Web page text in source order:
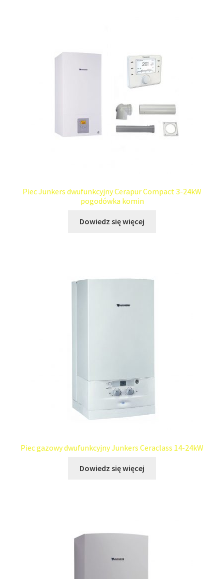
Piec Junkers dwufunkcyjny Cerapur Compact 3-24kW
pogodówka komin
Dowiedz się więcej
Piec gazowy dwufunkcyjny Junkers Ceraclass 14-24kW
Dowiedz się więcej